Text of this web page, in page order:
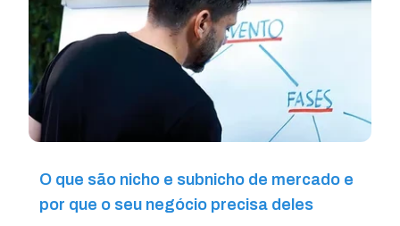
O que são nicho e subnicho de mercado e
por que o seu negócio precisa deles